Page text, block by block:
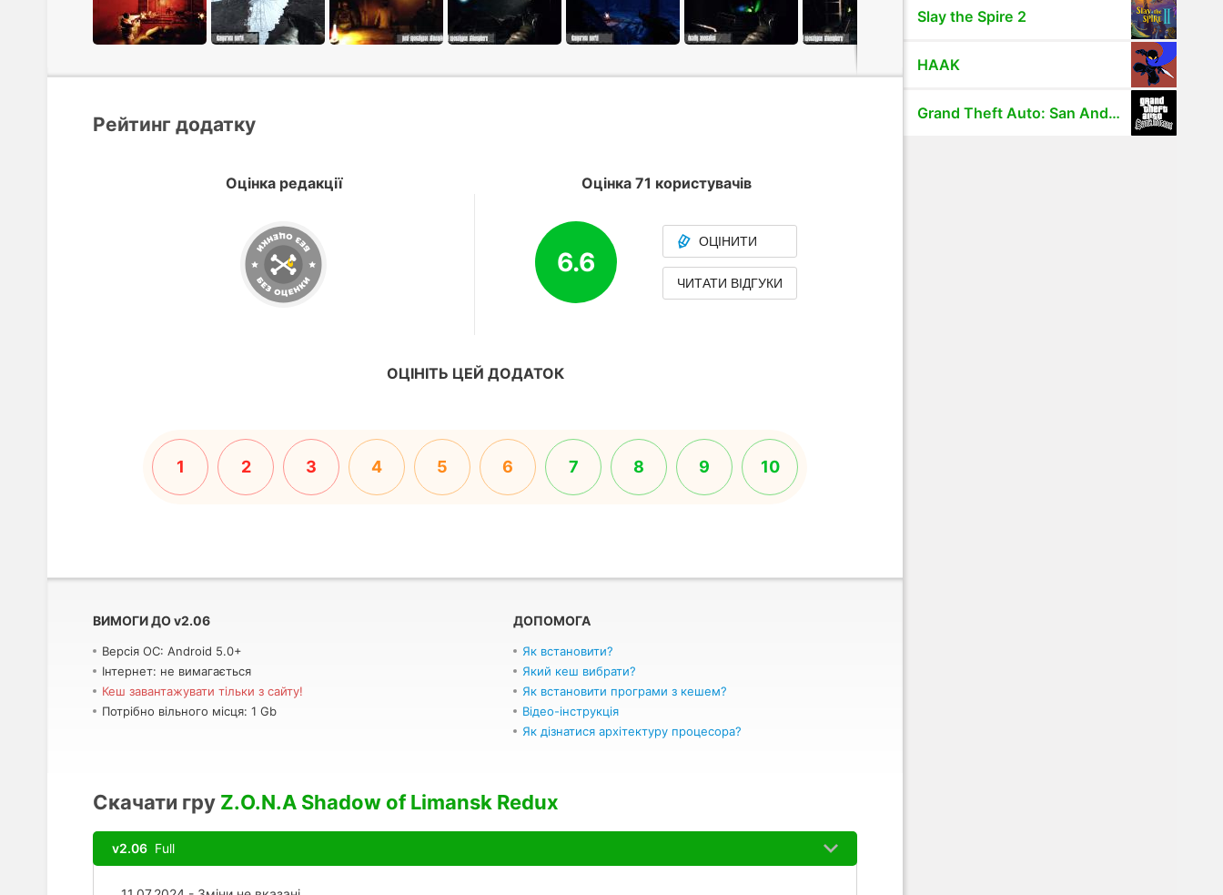
Рейтинг додатку
Оцінка редакції Оцінка 71 користувачів
6.6
ОЦІНИТИ
ЧИТАТИ ВІДГУКИ
ОЦІНІТЬ ЦЕЙ ДОДАТОК
1 2 3 4 5 6 7 8 9 10
ВИМОГИ ДОv2.06
Версія ОС: Android 5.0+
Інтернет: не вимагається
Кеш завантажувати тільки з сайту!
Потрібно вільного місця: 1 Gb
ДОПОМОГА
Як встановити?
Який кеш вибрати?
Як встановити програми з кешем?
Відео-інструкція
Як дізнатися архітектуру процесора?
Скачати гру Z.O.N.A Shadow of Limansk Redux
v2.06 Full
Slay the Spire 2
HAAK
Grand Theft Auto: San Andreas